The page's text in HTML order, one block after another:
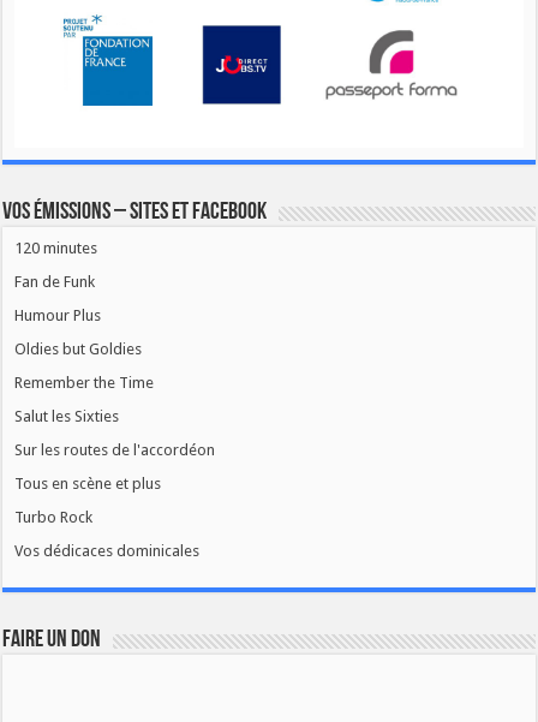
Vos émissions – Sites et Facebook
120 minutes
Fan de Funk
Humour Plus
Oldies but Goldies
Remember the Time
Salut les Sixties
Sur les routes de l'accordéon
Tous en scène et plus
Turbo Rock
Vos dédicaces dominicales
FAIRE UN DON